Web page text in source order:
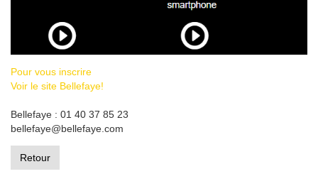
Pour vous inscrire
Voir le site Bellefaye!
Bellefaye : 01 40 37 85 23
bellefaye@bellefaye.com
Retour